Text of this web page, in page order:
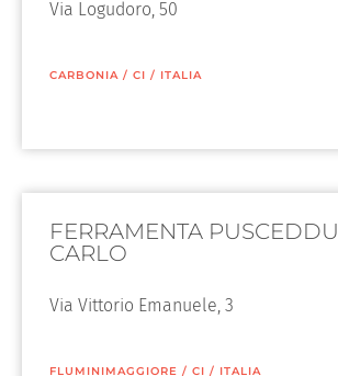
Via Logudoro, 50
CARBONIA / CI / ITALIA
FERRAMENTA PUSCEDDU
CARLO
Via Vittorio Emanuele, 3
FLUMINIMAGGIORE / CI / ITALIA